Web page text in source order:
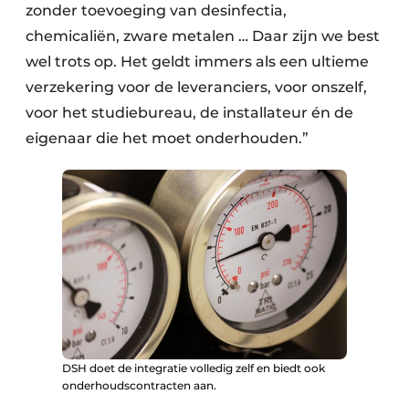
zonder toevoeging van desinfectia,
chemicaliën, zware metalen … Daar zijn we best
wel trots op. Het geldt immers als een ultieme
verzekering voor de leveranciers, voor onszelf,
voor het studiebureau, de installateur én de
eigenaar die het moet onderhouden.”
DSH doet de integratie volledig zelf en biedt ook
onderhoudscontracten aan.